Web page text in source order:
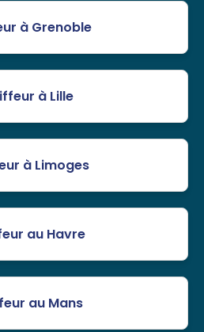
à Grenoble
à Lille
à Limoges
au Havre
au Mans